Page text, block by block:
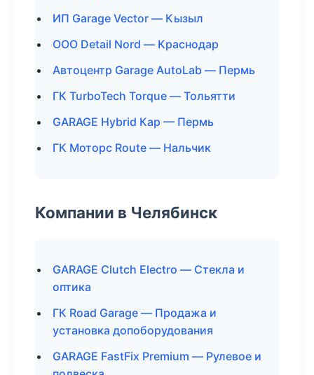
ИП Garage Vector — Кызыл
ООО Detail Nord — Краснодар
Автоцентр Garage AutoLab — Пермь
ГК TurboTech Torque — Тольятти
GARAGE Hybrid Кар — Пермь
ГК Моторс Route — Нальчик
Компании в Челябинск
GARAGE Clutch Electro — Стекла и
оптика
ГК Road Garage — Продажа и
установка допоборудования
GARAGE FastFix Premium — Рулевое и